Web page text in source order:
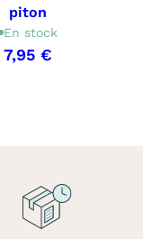
piton
En stock
7,95 €